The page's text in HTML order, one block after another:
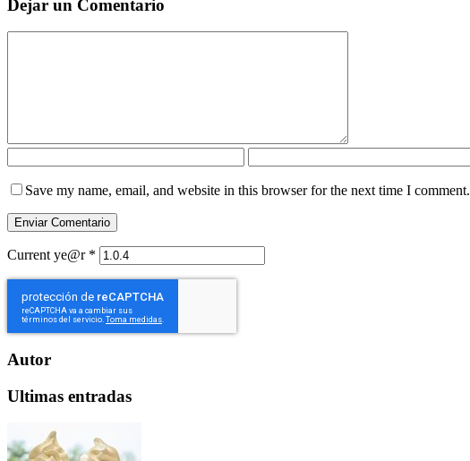
Dejar un Comentario
Save my name, email, and website in this browser for the next time I comment.
Current ye@r *
Autor
Ultimas entradas